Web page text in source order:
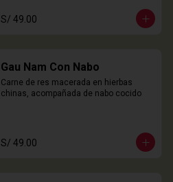
S/ 49.00
Gau Nam Con Nabo
Carne de res macerada en hierbas
chinas, acompañada de nabo cocido
S/ 49.00